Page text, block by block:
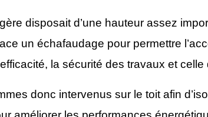
disposait d’une hauteur assez
un échafaudage pour permettre
la sécurité des travaux et
donc intervenus sur le toit afin